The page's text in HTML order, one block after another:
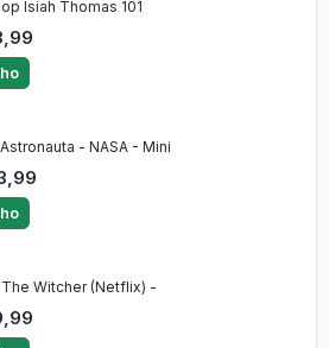
Isiah Thomas 101
- NASA - Mini
Witcher (Netflix) -